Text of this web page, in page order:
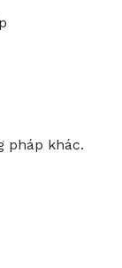
pháp khác.